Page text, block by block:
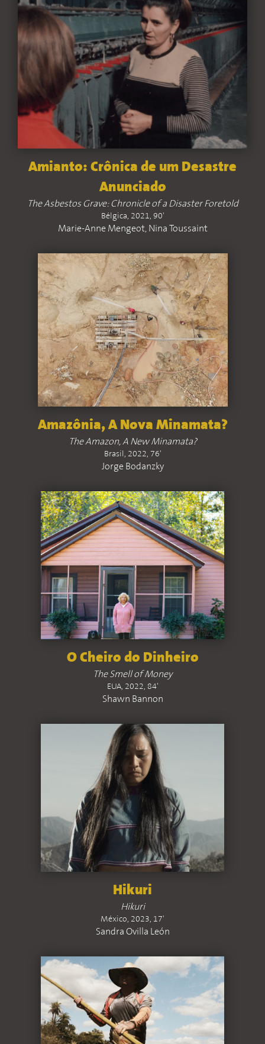
Amianto: Crônica de um Desastre
Anunciado
The Asbestos Grave: Chronicle of a Disaster Foretold
Bélgica, 2021, 90'
Marie-Anne Mengeot, Nina Toussaint
Amazônia, A Nova Minamata?
The Amazon, A New Minamata?
Brasil, 2022, 76'
Jorge Bodanzky
O Cheiro do Dinheiro
The Smell of Money
EUA, 2022, 84'
Shawn Bannon
Hikuri
Hikuri
México, 2023, 17'
Sandra Ovilla León